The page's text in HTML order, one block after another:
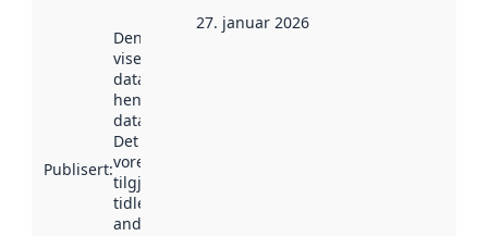
Publisert:
Denne datoen
viser når
datasettet vart
henta inn av
data.norge.no.
Det kan ha
vore
tilgjengeleg
tidlegare
andre stader.
27. januar 2026